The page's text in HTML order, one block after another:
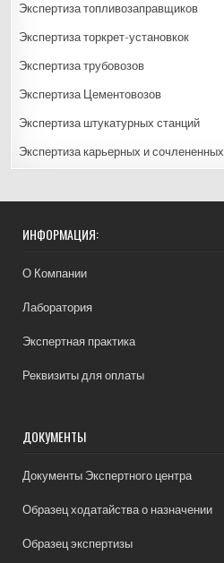
Экспертиза топливозаправщиков
Экспертиза торкрет-установкок
Экспертиза трубовозов
Экспертиза Цементовозов
Экспертиза штукатурных станций
Экспертиза карьерных и
ИНФОРМАЦИЯ:
О Компании
Лаборатория
Экспертная практика
Реквизиты для оплаты
ДОКУМЕНТЫ
Документы Экспертного центра
Образец ходатайства о назначении
Образец экспертизы